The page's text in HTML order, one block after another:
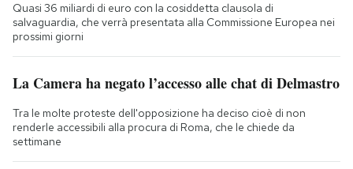
Quasi 36 miliardi di euro con la cosiddetta clausola di
salvaguardia, che verrà presentata alla Commissione Europea nei
prossimi giorni
La Camera ha negato l’accesso alle chat di Delmastro
Tra le molte proteste dell'opposizione ha deciso cioè di non
renderle accessibili alla procura di Roma, che le chiede da
settimane